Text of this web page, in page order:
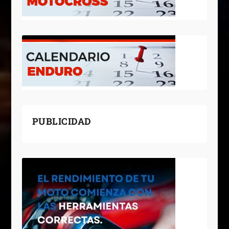
PUBLICIDAD